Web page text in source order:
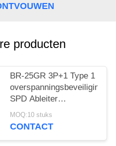
producten
BR-25GR 3P+1 Type 1
overspanningsbeveiliging
SPD Ableiter
bliksemafleider
vonkafstand spd
MOQ:10 stuks
CONTACT